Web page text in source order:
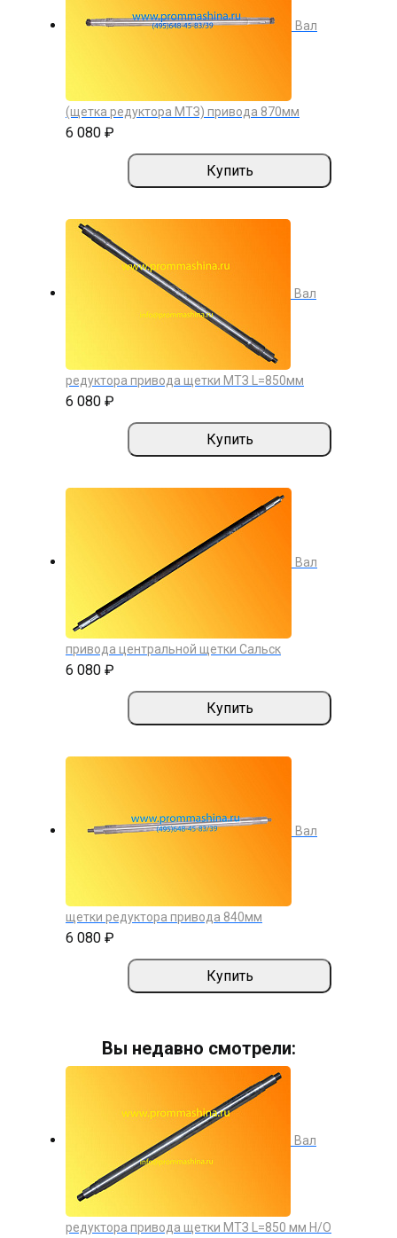
Вал
(щетка редуктора МТЗ) привода 870мм
6 080 ₽
Купить
Вал
редуктора привода щетки МТЗ L=850мм
6 080 ₽
Купить
Вал
привода центральной щетки Сальск
6 080 ₽
Купить
Вал
щетки редуктора привода 840мм
6 080 ₽
Купить
Вы недавно смотрели:
Вал
редуктора привода щетки МТЗ L=850 мм Н/О